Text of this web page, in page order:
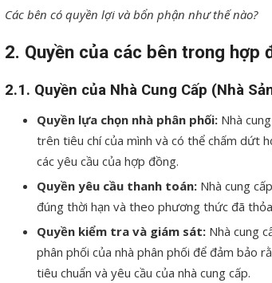
Các bên có quyền lợi và bổn phận như thế nào?
2. Quyền của các bên trong hợp
2.1. Quyền của Nhà Cung Cấp (Nhà
Quyền lựa chọn nhà phân phối: Nhà
trên tiêu chí của mình và có thể chấm dứt
các yêu cầu của hợp đồng.
Quyền yêu cầu thanh toán: Nhà cung
đúng thời hạn và theo phương thức đã
Quyền kiểm tra và giám sát: Nhà cung
phân phối của nhà phân phối để đảm bảo
tiêu chuẩn và yêu cầu của nhà cung cấp.